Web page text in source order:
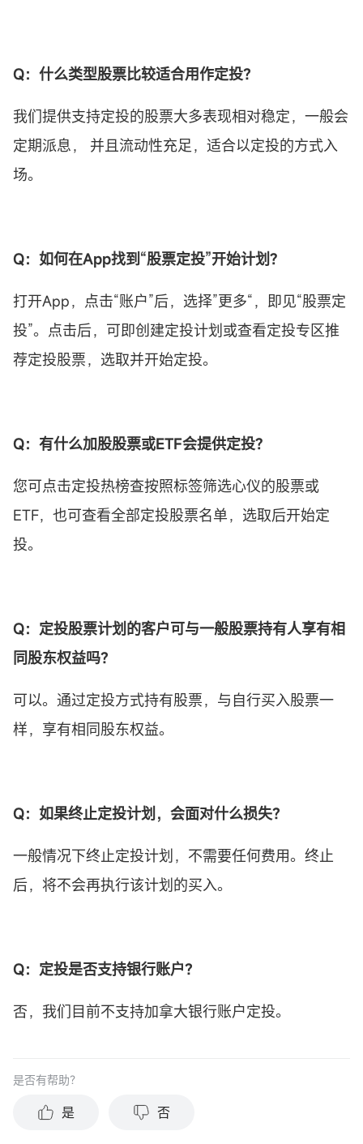
Q：什么类型股票比较适合用作定投？
我们提供支持定投的股票大多表现相对稳定，一般会
定期派息， 并且流动性充足，适合以定投的方式入
场。
Q：如何在App找到“股票定投”开始计划?
打开App，点击“账户”后，选择”更多“，即见“股票定
投”。点击后，可即创建定投计划或查看定投专区推
荐定投股票，选取并开始定投。
Q：有什么加股股票或ETF会提供定投?
您可点击定投热榜查按照标签筛选心仪的股票或
ETF，也可查看全部定投股票名单，选取后开始定
投。
Q： 定投股票计划的客户可与一般股票持有人享有相
同股东权益吗？
可以。通过定投方式持有股票，与自行买入股票一
样，享有相同股东权益。
Q：如果终止定投计划，会面对什么损失？
一般情况下终止定投计划，不需要任何费用。终止
后，将不会再执行该计划的买入。
Q：定投是否支持银行账户？
否，我们目前不支持加拿大银行账户定投。
是否有帮助？
是 否